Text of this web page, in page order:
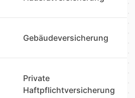
Gebäudeversicherung
Private
Haftpflichtversicherung